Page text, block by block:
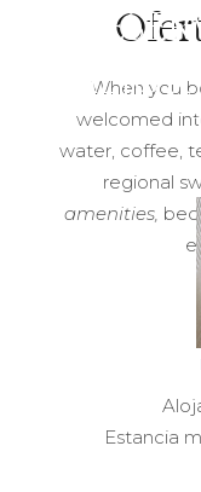
When you
welcomed
water, coffee,
regional
amenities,
Estancia